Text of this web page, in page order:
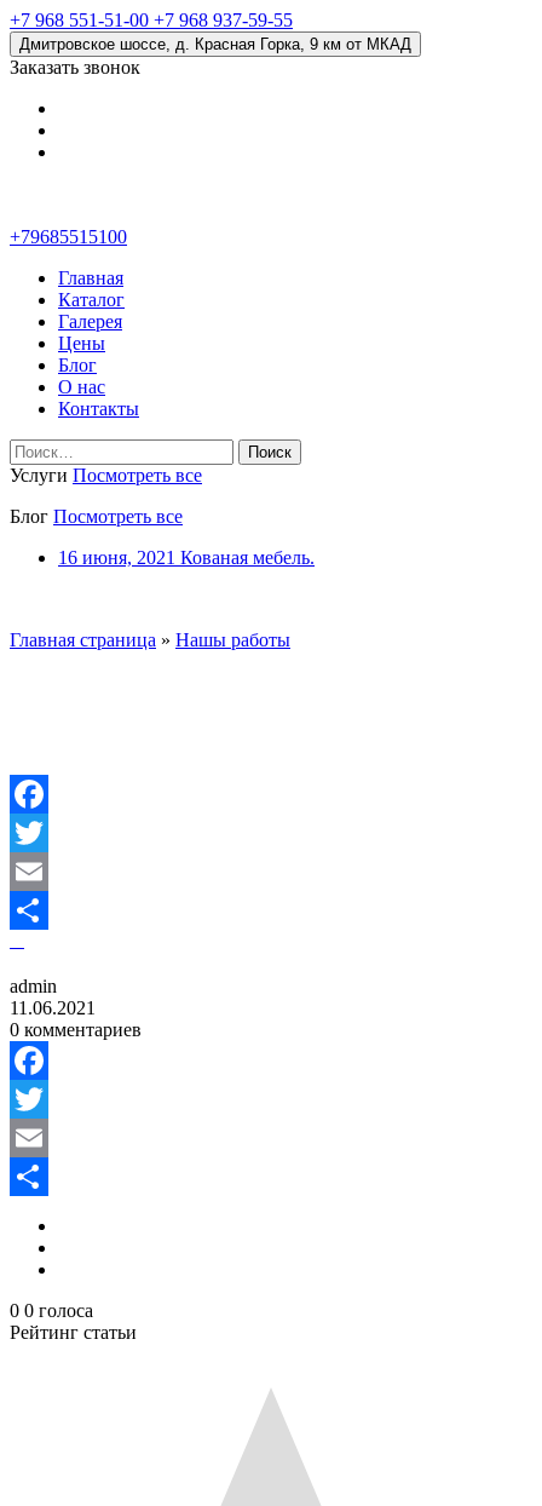
+7 968 551-51-00 +7 968 937-59-55
Дмитровское шоссе, д. Красная Горка, 9 км от МКАД
Заказать звонок
+79685515100
Главная
Каталог
Галерея
Цены
Блог
О нас
Контакты
Найти:
Услуги Посмотреть все
Блог Посмотреть все
16 июня, 2021 Кованая мебель.
Главная страница » Нашы работы
Facebook
Twitter
Email
Отправить
admin
11.06.2021
0 комментариев
Facebook
Twitter
Email
0 0 голоса
Рейтинг статьи